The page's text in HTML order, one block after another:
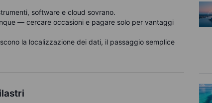
software e cloud sovrano.
— cercare occasioni e pagare solo per vantaggi
la localizzazione dei dati, il passaggio semplice